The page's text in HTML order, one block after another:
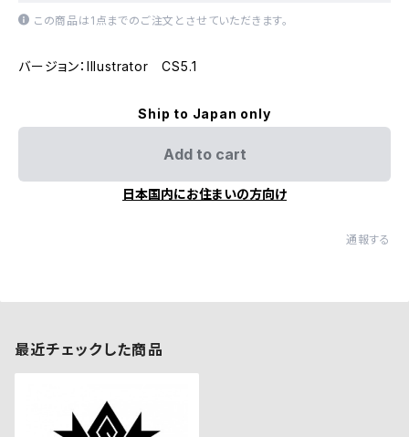
この商品は1点までのご注文とさせていただきます。
バージョン：Illustrator CS5.1
Ship to Japan only
Add to cart
日本国内にお住まいの方向け
通報する
最近チェックした商品